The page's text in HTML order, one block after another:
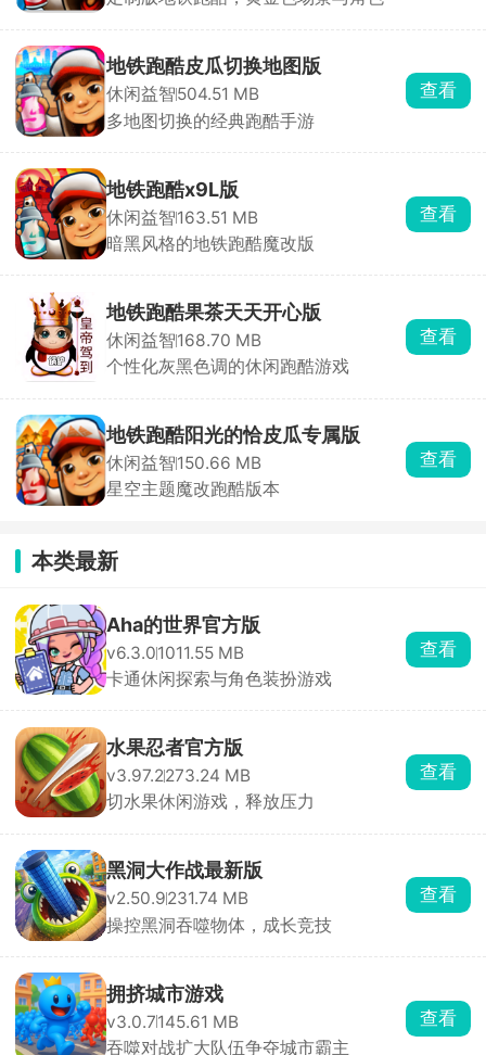
地铁跑酷皮瓜切换地图版
休闲益智504.51 MB
多地图切换的经典跑酷手游
查看
地铁跑酷x9L版
休闲益智163.51 MB
暗黑风格的地铁跑酷魔改版
查看
地铁跑酷果茶天天开心版
休闲益智168.70 MB
个性化灰黑色调的休闲跑酷游戏
查看
地铁跑酷阳光的恰皮瓜专属版
休闲益智150.66 MB
星空主题魔改跑酷版本
查看
本类最新
Aha的世界官方版
v6.3.01011.55 MB
卡通休闲探索与角色装扮游戏
查看
水果忍者官方版
v3.97.2273.24 MB
切水果休闲游戏，释放压力
查看
黑洞大作战最新版
v2.50.9231.74 MB
操控黑洞吞噬物体，成长竞技
查看
拥挤城市游戏
v3.0.7145.61 MB
吞噬对战扩大队伍争夺城市霸主
查看